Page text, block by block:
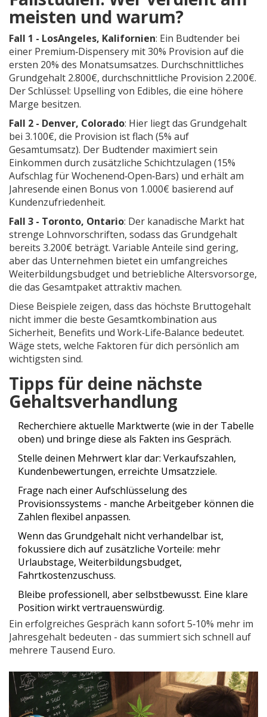
meisten und warum?
Fall 1 - LosAngeles, Kalifornien: Ein Budtender bei
einer Premium‑Dispensery mit 30% Provision auf die
ersten 20% des Monatsumsatzes. Durchschnittliches
Grundgehalt 2.800€, durchschnittliche Provision 2.200€.
Der Schlüssel: Upselling von Edibles, die eine höhere
Marge besitzen.
Fall 2 - Denver, Colorado: Hier liegt das Grundgehalt
bei 3.100€, die Provision ist flach (5% auf
Gesamtumsatz). Der Budtender maximiert sein
Einkommen durch zusätzliche Schichtzulagen (15%
Aufschlag für Wochenend‑Open‑Bars) und erhält am
Jahresende einen Bonus von 1.000€ basierend auf
Kundenzufriedenheit.
Fall 3 - Toronto, Ontario: Der kanadische Markt hat
strenge Lohnvorschriften, sodass das Grundgehalt
bereits 3.200€ beträgt. Variable Anteile sind gering,
aber das Unternehmen bietet ein umfangreiches
Weiterbildungsbudget und betriebliche Altersvorsorge,
die das Gesamtpaket attraktiv machen.
Diese Beispiele zeigen, dass das höchste Bruttogehalt
nicht immer die beste Gesamtkombination aus
Sicherheit, Benefits und Work‑Life‑Balance bedeutet.
Wäge stets, welche Faktoren für dich persönlich am
wichtigsten sind.
Tipps für deine nächste
Gehaltsverhandlung
Recherchiere aktuelle Marktwerte (wie in der Tabelle
oben) und bringe diese als Fakten ins Gespräch.
Stelle deinen Mehrwert klar dar: Verkaufszahlen,
Kundenbewertungen, erreichte Umsatzziele.
Frage nach einer Aufschlüsselung des
Provisionssystems - manche Arbeitgeber können die
Zahlen flexibel anpassen.
Wenn das Grundgehalt nicht verhandelbar ist,
fokussiere dich auf zusätzliche Vorteile: mehr
Urlaubstage, Weiterbildungsbudget,
Fahrtkostenzuschuss.
Bleibe professionell, aber selbstbewusst. Eine klare
Position wirkt vertrauenswürdig.
Ein erfolgreiches Gespräch kann sofort 5‑10% mehr im
Jahresgehalt bedeuten - das summiert sich schnell auf
mehrere Tausend Euro.